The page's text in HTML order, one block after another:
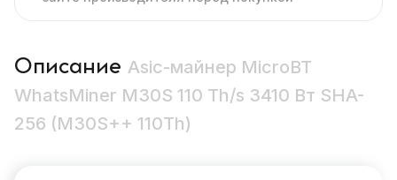
Описание Asic-майнер MicroBT
WhatsMiner M30S 110 Th/s 3410 Вт SHA-
256 (M30S++ 110Th)